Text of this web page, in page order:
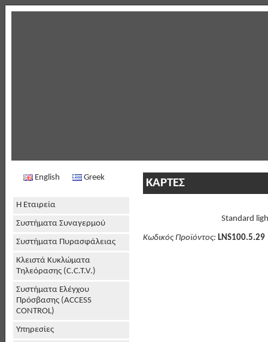
English Greek
Η Εταιρεία
Συστήματα Συναγερμού
Συστήματα Πυρασφάλειας
Κλειστά Κυκλώματα
Τηλεόρασης (C.C.T.V.)
Συστήματα Ελέγχου
Πρόσβασης (ACCESS
CONTROL)
Υπηρεσίες
ΚΑΡΤΕΣ
Standard
Κωδικός Προϊόντος: LNS100.5.29